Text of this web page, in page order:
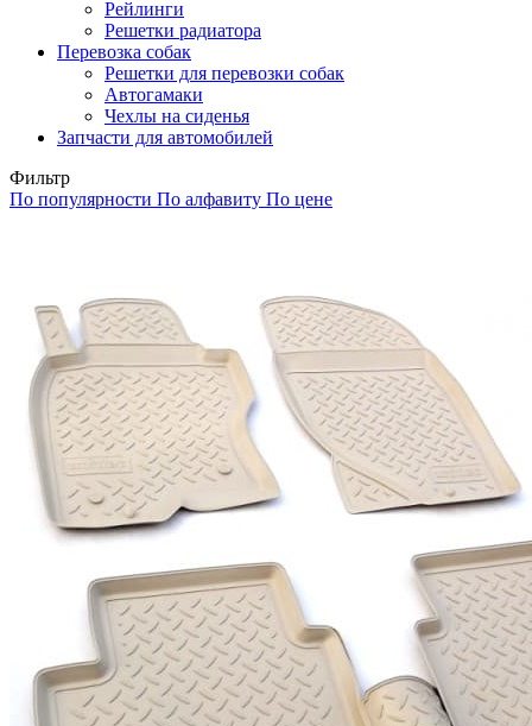
Рейлинги
Решетки радиатора
Перевозка собак
Решетки для перевозки собак
Автогамаки
Чехлы на сиденья
Запчасти для автомобилей
Фильтр
По популярности По алфавиту По цене